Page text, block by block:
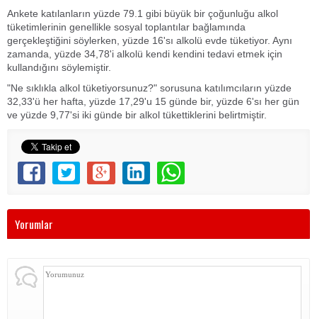
Ankete katılanların yüzde 79.1 gibi büyük bir çoğunluğu alkol
tüketimlerinin genellikle sosyal toplantılar bağlamında
gerçekleştiğini söylerken, yüzde 16'sı alkolü evde tüketiyor. Aynı
zamanda, yüzde 34,78'i alkolü kendi kendini tedavi etmek için
kullandığını söylemiştir.
"Ne sıklıkla alkol tüketiyorsunuz?" sorusuna katılımcıların yüzde
32,33'ü her hafta, yüzde 17,29'u 15 günde bir, yüzde 6'sı her gün
ve yüzde 9,77'si iki günde bir alkol tükettiklerini belirtmiştir.
Yorumlar